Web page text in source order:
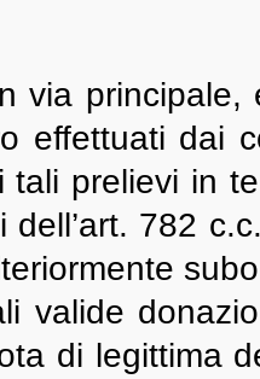
via
effettuati dai
tali prelievi in
782
valide
di legittima